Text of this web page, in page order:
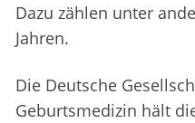
Dazu zählen unter
Jahren.
Die Deutsche
Geburtsmedizin hält